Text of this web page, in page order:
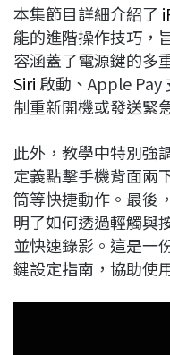
c
e
b
o
o
n
e
r
e
a
d
s
n
k
e
d
I
本集節目詳細介紹了
能的進階操作技巧，
容涵蓋了電源鍵的多
Siri 啟動、Apple Pay
制重新開機或發送緊
此外，教學中特別強
定義點擊手機背面兩
筒等快捷動作。最後
明了如何透過輕觸與
並快速錄影。這是一
鍵設定指南，協助使